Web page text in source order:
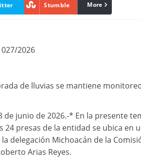
Stumble linkedin
More
2026
de lluvias se mantiene
de junio de 2026.-* En la presente
24 presas de la entidad se ubica en
delegación Michoacán de la
Arias Reyes.